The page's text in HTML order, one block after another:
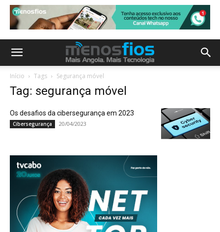
Início Tags Segurança móvel
Tag: segurança móvel
Os desafios da cibersegurança em 2023
Cibersegurança 20/04/2023